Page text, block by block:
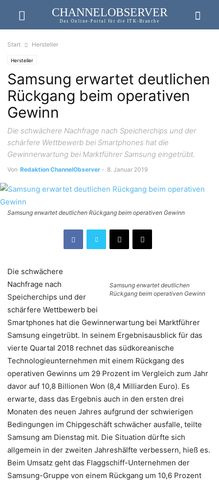
CHANNELOBSERVER
Das Online-Portal für die ITK-Branche
Start Hersteller
Hersteller
Samsung erwartet deutlichen
Rückgang beim operativen
Gewinn
Die schwächere Nachfrage nach Speicherchips und der
schärfere Wettbewerb bei Smartphones hat die
Gewinnerwartung bei Marktführer Samsung eingetrübt.
Von Redaktion ChannelObserver - 8. Januar 2019
Samsung erwartet deutlichen Rückgang beim operativen Gewinn
Samsung erwartet deutlichen
Rückgang beim operativen Gewinn
Die schwächere
Nachfrage nach
Speicherchips und der
schärfere Wettbewerb bei
Smartphones hat die Gewinnerwartung bei Marktführer
Samsung eingetrübt. In seinem Ergebnisausblick für das
vierte Quartal 2018 rechnet das südkoreanische
Technologieunternehmen mit einem Rückgang des
operativen Gewinns um 29 Prozent im Vergleich zum Jahr
davor auf 10,8 Billionen Won (8,4 Milliarden Euro). Es
erwarte, dass das Ergebnis auch in den ersten drei
Monaten des neuen Jahres aufgrund der schwierigen
Bedingungen im Chipgeschäft schwächer ausfalle, teilte
Samsung am Dienstag mit. Die Situation dürfte sich
allgemein in der zweiten Jahreshälfte verbessern, hieß es.
Beim Umsatz geht das Flaggschiff-Unternehmen der
Samsung-Gruppe von einem Rückgang um 10,6 Prozent